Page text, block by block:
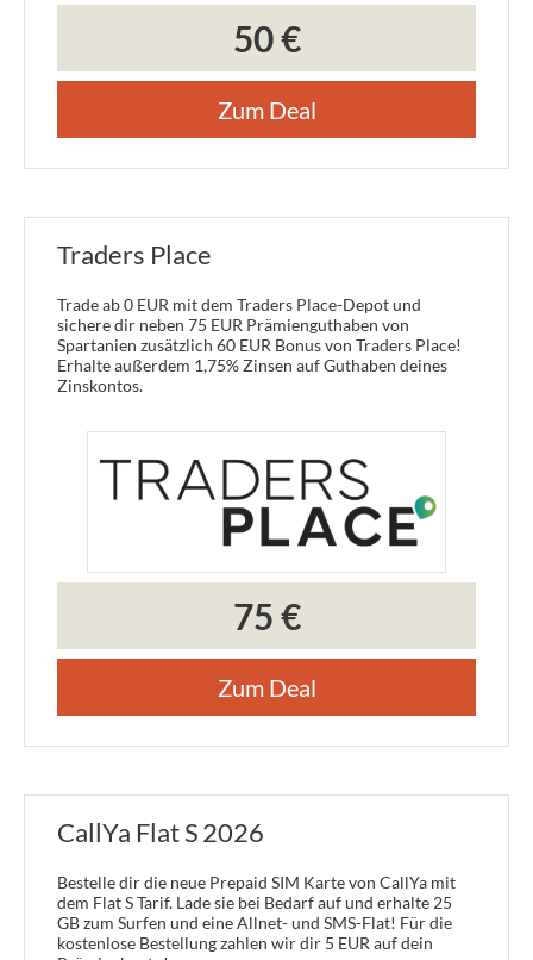
50 €
Zum Deal
Traders Place
Trade ab 0 EUR mit dem Traders Place-Depot und
sichere dir neben 75 EUR Prämienguthaben von
Spartanien zusätzlich 60 EUR Bonus von Traders Place!
Erhalte außerdem 1,75% Zinsen auf Guthaben deines
Zinskontos.
75 €
Zum Deal
CallYa Flat S 2026
Bestelle dir die neue Prepaid SIM Karte von CallYa mit
dem Flat S Tarif. Lade sie bei Bedarf auf und erhalte 25
GB zum Surfen und eine Allnet- und SMS-Flat! Für die
kostenlose Bestellung zahlen wir dir 5 EUR auf dein